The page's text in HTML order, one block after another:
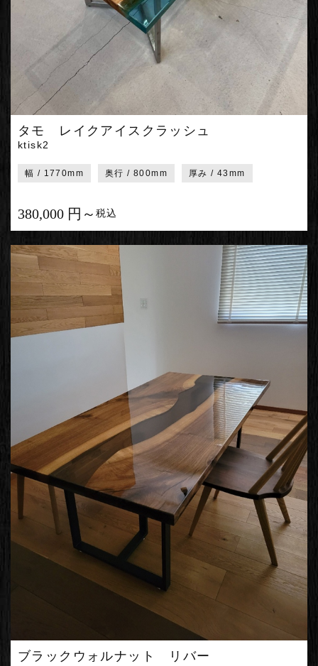
タモ レイクアイスクラッシュ
ktisk2
幅 / 1770mm 奥行 / 800mm 厚み / 43mm
380,000 円～ 税込
ブラックウォルナット リバー